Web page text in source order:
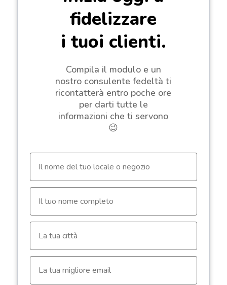
fidelizzare
i tuoi clienti.
Compila il modulo e un
nostro consulente fedeltà ti
ricontatterà entro poche ore
per darti tutte le
informazioni che ti servono
😉